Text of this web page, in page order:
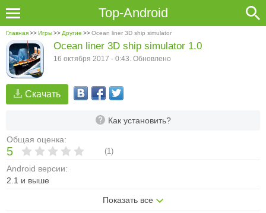
Top-Android
Главная>>Игры>> Другие >>Ocean liner 3D ship simulator
Скачать
Как установить?
Общая оценка:
5 (1)
Android версии:
2.1 и выше
Показать все
Ocean liner 3D ship simulator 1.0
16 октября 2017 - 0:43. Обновлено